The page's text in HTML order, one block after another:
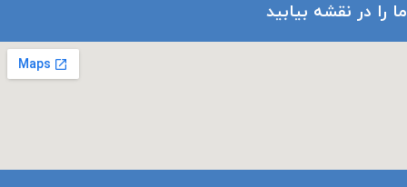
ما را در نقشه بیابید